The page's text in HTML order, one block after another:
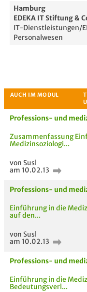
Passende
Hamburg
EDEKA IT Stiftung &
IT-Dienstleistungen/
Personalwesen
Professions- und
Zusammenfassung
Medizinsoziologi...
von Susl
am 10.02.13
Professions- und
Einführung in die
auf den...
von Susl
am 10.02.13
Professions- und
Einführung in die
Bedeutungsverl...